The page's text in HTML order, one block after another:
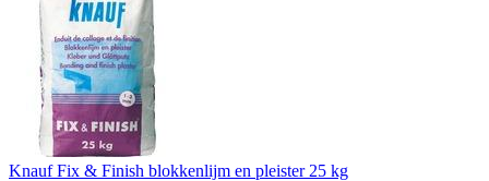
Knauf Fix & Finish blokkenlijm en pleister 25 kg